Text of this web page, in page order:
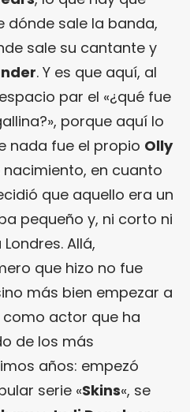
dónde sale la banda,
sale su cantante y
. Y es que aquí, al
par el «¿qué fue
porque aquí lo
nada fue el propio Olly
nacimiento, en cuanto
que aquello era un
pequeño y, ni corto ni
Allá,
que hizo no fue
más bien empezar a
actor que ha
de los más
años: empezó
serie «Skins«, se